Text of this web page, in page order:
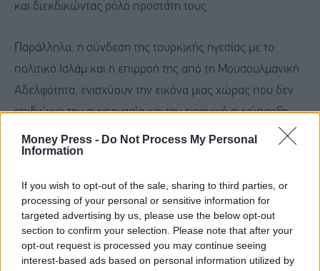
Money Press - Do Not Process My Personal
Information
If you wish to opt-out of the sale, sharing to third parties, or
processing of your personal or sensitive information for
targeted advertising by us, please use the below opt-out
section to confirm your selection. Please note that after your
opt-out request is processed you may continue seeing
interest-based ads based on personal information utilized by
και διεκδικώντας ρόλο προστάτη τους.
Παράλληλα, η σύνδεση της τουρκικής ηγεσίας με το
πολιτικό Ισλάμ και η επιρροή της από τη Μουσουλμανική
Αδελφότητα, ενισχύουν την εικόνα μιας χώρας που δεν
επιδιώκει την συνεργασία και την ειρηνική συνύπαρξη
μεταξύ Ανατολής και Δύσης, αλλά τη συγκρότηση ενός
διακριτού, εναλλακτικού πόλου ισχύος, με στόχο την
Ταυτόχρονα, οι παρεμβάσεις της Τουρκίας στη Συρία, τη
Λιβύη, τον Νότιο Καύκασο, στα Βαλκάνια και τη Μέση
Ανατολή, καθώς και η προσπάθεια διείσδυσής της στην